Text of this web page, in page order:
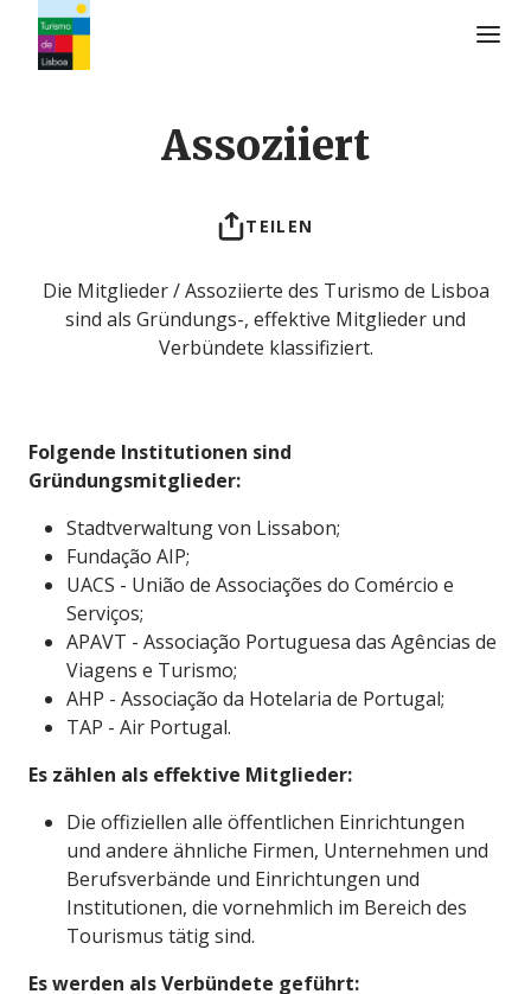
Assoziiert
TEILEN
Die Mitglieder / Assoziierte des Turismo de Lisboa
sind als Gründungs-, effektive Mitglieder und
Verbündete klassifiziert.
Folgende Institutionen sind
Gründungsmitglieder:
Stadtverwaltung von Lissabon;
Fundação AIP;
UACS - União de Associações do Comércio e
Serviços;
APAVT - Associação Portuguesa das Agências de
Viagens e Turismo;
AHP - Associação da Hotelaria de Portugal;
TAP - Air Portugal.
Es zählen als effektive Mitglieder:
Die offiziellen alle öffentlichen Einrichtungen
und andere ähnliche Firmen, Unternehmen und
Berufsverbände und Einrichtungen und
Institutionen, die vornehmlich im Bereich des
Tourismus tätig sind.
Es werden als Verbündete geführt: